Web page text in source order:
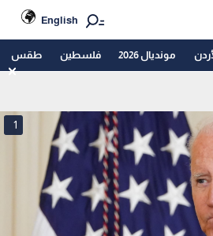
English
مونديال 2026 فلسطين طقس
1